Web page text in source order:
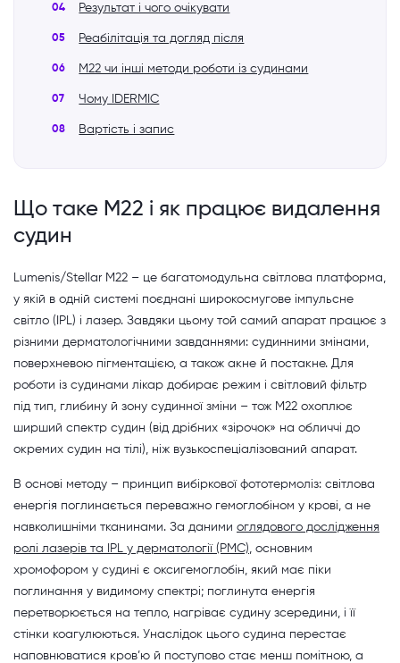
Результат і чого очікувати
Реабілітація та догляд після
M22 чи інші методи роботи із судинами
Чому IDERMIC
Вартість і запис
Що таке M22 і як працює видалення
судин
Lumenis/Stellar M22 – це багатомодульна світлова платформа,
у якій в одній системі поєднані широкосмугове імпульсне
світло (IPL) і лазер. Завдяки цьому той самий апарат працює з
різними дерматологічними завданнями: судинними змінами,
поверхневою пігментацією, а також акне й постакне. Для
роботи із судинами лікар добирає режим і світловий фільтр
під тип, глибину й зону судинної зміни – тож M22 охоплює
ширший спектр судин (від дрібних «зірочок» на обличчі до
окремих судин на тілі), ніж вузькоспеціалізований апарат.
В основі методу – принцип вибіркової фототермоліз: світлова
енергія поглинається переважно гемоглобіном у крові, а не
навколишніми тканинами. За даними оглядового дослідження
ролі лазерів та IPL у дерматології (PMC), основним
хромофором у судині є оксигемоглобін, який має піки
поглинання у видимому спектрі; поглинута енергія
перетворюється на тепло, нагріває судину зсередини, і її
стінки коагулюються. Унаслідок цього судина перестає
наповнюватися кров’ю й поступово стає менш помітною, а